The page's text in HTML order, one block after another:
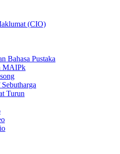
(CIO)
Bahasa Pustaka
MAIPk
Turun